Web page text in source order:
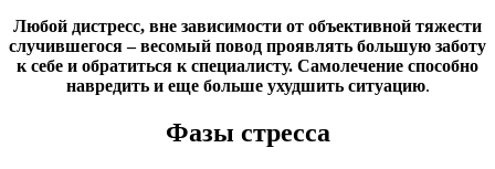
Любой дистресс, вне зависимости от объективной тяжести
случившегося – весомый повод проявлять большую заботу
к себе и обратиться к специалисту. Самолечение способно
навредить и еще больше ухудшить ситуацию.
Фазы стресса